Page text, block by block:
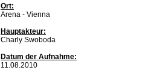
Ort:
Arena - Vienna
Hauptakteur:
Charly Swoboda
Datum der Aufnahme:
11.08.2010